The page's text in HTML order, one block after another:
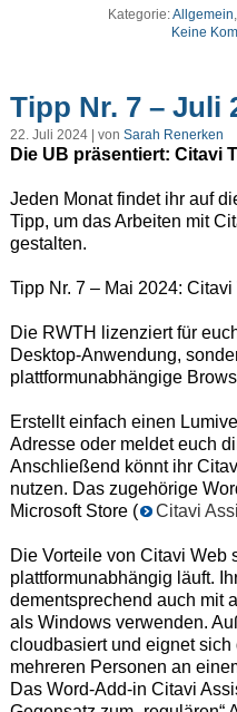
Kategorie:Allgemein
Keine
Tipp Nr. 7 – Juli
22. Juli 2024 | von Sarah Renerken
Die UB präsentiert: Citavi
Jeden Monat findet ihr auf
Tipp, um das Arbeiten mit
gestalten.
Tipp Nr. 7 – Mai 2024: Citavi
Die RWTH lizenziert für
Desktop-Anwendung,
plattformunabhängige
Erstellt einfach einen
Adresse oder meldet euch
Anschließend könnt ihr
nutzen. Das zugehörige
Microsoft Store (
Citavi
Die Vorteile von Citavi Web
plattformunabhängig läuft.
dementsprechend auch mit
als Windows verwenden.
cloudbasiert und eignet
mehreren Personen an
Das Word-Add-in Citavi